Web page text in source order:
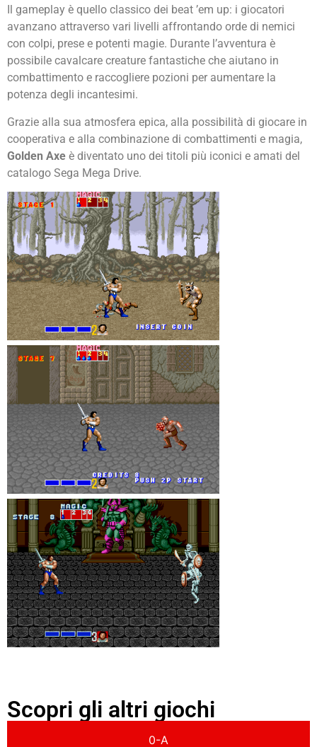
Il gameplay è quello classico dei beat ’em up: i giocatori
avanzano attraverso vari livelli affrontando orde di nemici
con colpi, prese e potenti magie. Durante l’avventura è
possibile cavalcare creature fantastiche che aiutano in
combattimento e raccogliere pozioni per aumentare la
potenza degli incantesimi.
Grazie alla sua atmosfera epica, alla possibilità di giocare in
cooperativa e alla combinazione di combattimenti e magia,
Golden Axe è diventato uno dei titoli più iconici e amati del
catalogo Sega Mega Drive.
Scopri gli altri giochi
0-A